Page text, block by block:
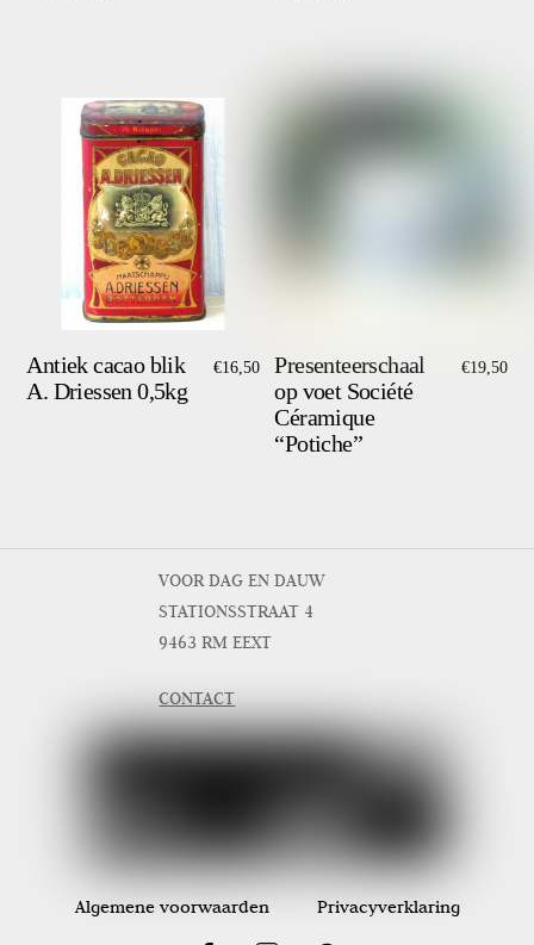
Antiek cacao blik
A. Driessen 0,5kg
€16,50
Presenteerschaal
op voet Société
Céramique
“Potiche”
€19,50
VOOR DAG EN DAUW
STATIONSSTRAAT 4
9463 RM EEXT
CONTACT
Algemene voorwaarden Privacyverklaring